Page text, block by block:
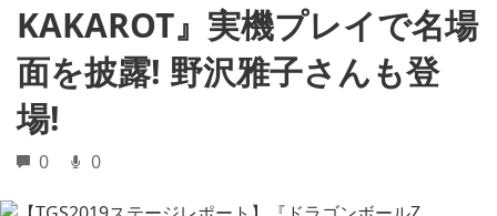
KAKAROT』実機プレイで名場
面を披露! 野沢雅子さんも登
場!
0 0